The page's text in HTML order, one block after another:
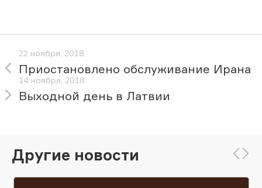
22 ноября, 2018
Приостановлено обслуживание Ирана
14 ноября, 2018
Выходной день в Латвии
Другие новости